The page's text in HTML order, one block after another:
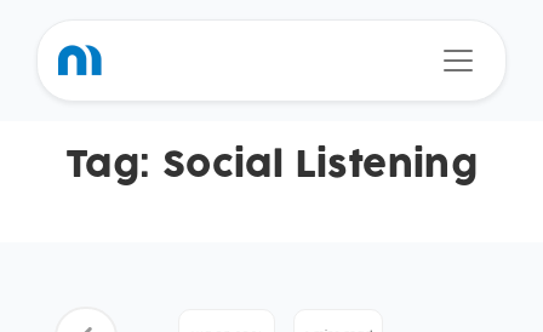
Tag: Social Listening